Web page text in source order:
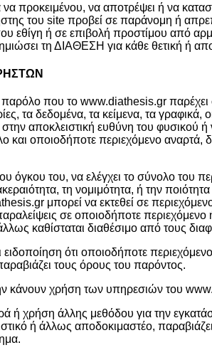
προκειμένου, να αποτρέψει ή να
του site προβεί σε παράνομη ή
εθίγη ή σε επιβολή προστίμου από
τη ΔΙΑΘΕΣΗ για κάθε θετική ή
παρόλο που το www.diathesis.gr
τα δεδομένα, τα κείμενα, τα γραφικά,
στην αποκλειστική ευθύνη του
και οποιοδήποτε περιεχόμενο
όγκου του, να ελέγχει το σύνολο του
τη νομιμότητα, ή την
μπορεί να εκτεθεί σε
σε οποιοδήποτε
καθίσταται διαθέσιμο από τους
ότι οποιοδήποτε
τους όρους του παρόντος.
κάνουν χρήση των υπηρεσιών του
χρήση άλλης μεθόδου για την
ή άλλως αποδοκιμαστέο,